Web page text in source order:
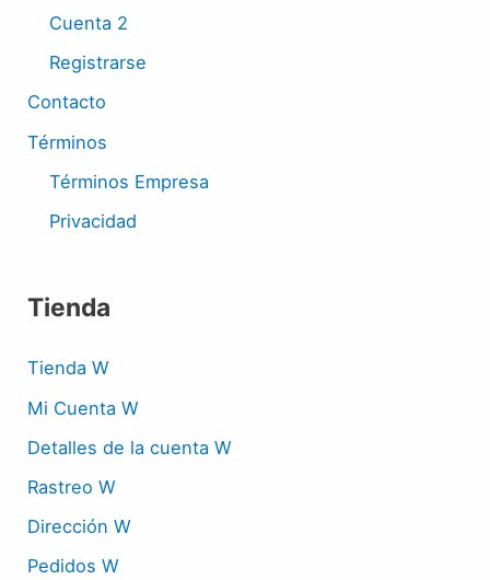
Cuenta 2
Registrarse
Contacto
Términos
Términos Empresa
Privacidad
Tienda
Tienda W
Mi Cuenta W
Detalles de la cuenta W
Rastreo W
Dirección W
Pedidos W